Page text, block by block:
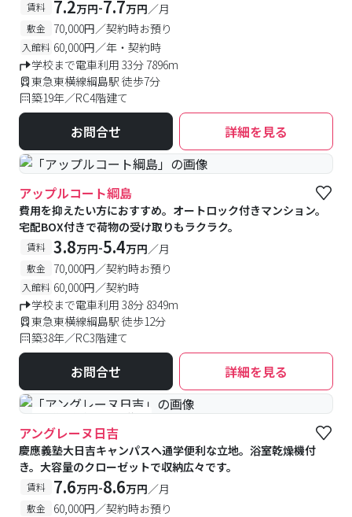
賃料 7.2万円-7.7万円／月
敷金 70,000円／契約時お預り
入館料 60,000円／年・契約時
学校まで電車利用 33分 7896m
東急東横線綱島駅 徒歩7分
築19年／RC4階建て
お問合せ 詳細を見る
アップルコート綱島
費用を抑えたい方におすすめ。オートロック付きマンション。
宅配BOX付きで荷物の受け取りもラクラク。
賃料 3.8万円-5.4万円／月
敷金 70,000円／契約時お預り
入館料 60,000円／契約時
学校まで電車利用 38分 8349m
東急東横線綱島駅 徒歩12分
築38年／RC3階建て
お問合せ 詳細を見る
#予約受付中 #空室待ち
アングレーヌ日吉
慶應義塾大日吉キャンパスへ通学便利な立地。浴室乾燥機付
き。大容量のクローゼットで収納広々です。
賃料 7.6万円-8.6万円／月
敷金 60,000円／契約時お預り